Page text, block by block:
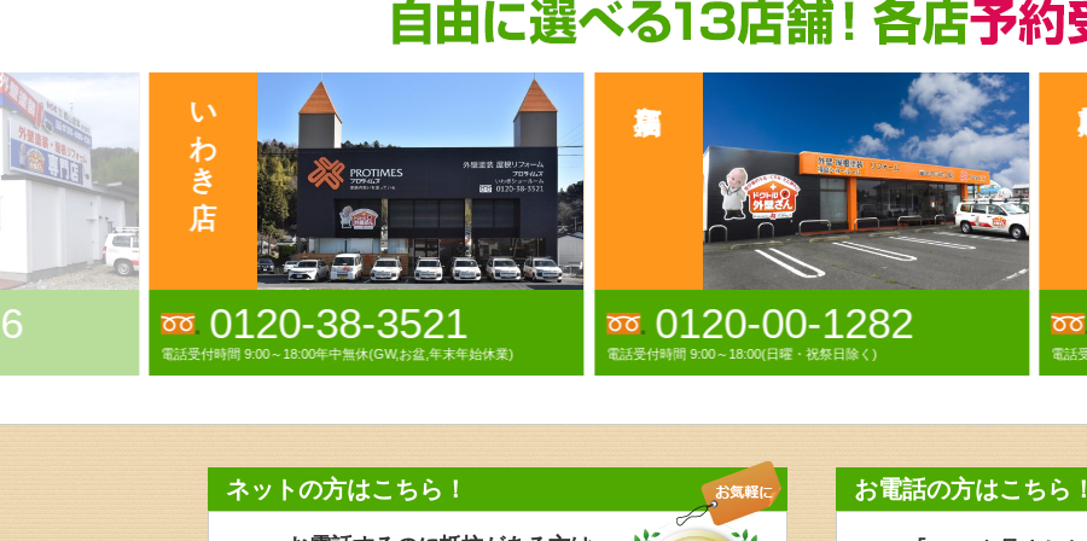
0120-00-1282
電話受付時間 9:00～18:00(日曜・祝祭日除く)
0120-788-786
電話受付時間 9:00～18:00年中無休(GW,お盆,年末年始休業)
ネットの方はこちら！ お電話の方はこちら！